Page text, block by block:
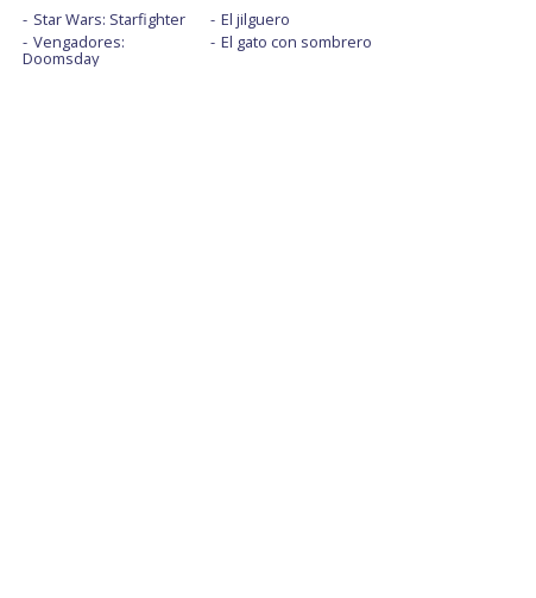
Star Wars: Starfighter
Vengadores:
Doomsday
El jilguero
El gato con sombrero